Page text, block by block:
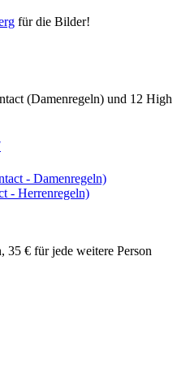
für die Bilder!
(Damenregeln) und 12 High
- Damenregeln)
- Herrenregeln)
€ für jede weitere Person